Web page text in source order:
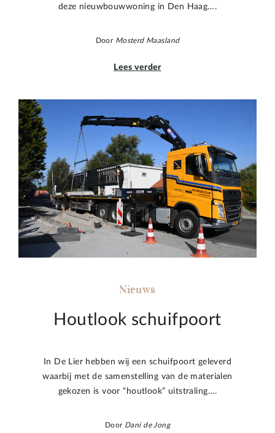
deze nieuwbouwwoning in Den Haag….
Door Mosterd Maasland
Lees verder
Nieuws
Houtlook schuifpoort
In De Lier hebben wij een schuifpoort geleverd
waarbij met de samenstelling van de materialen
gekozen is voor “houtlook” uitstraling….
Door Dani de Jong